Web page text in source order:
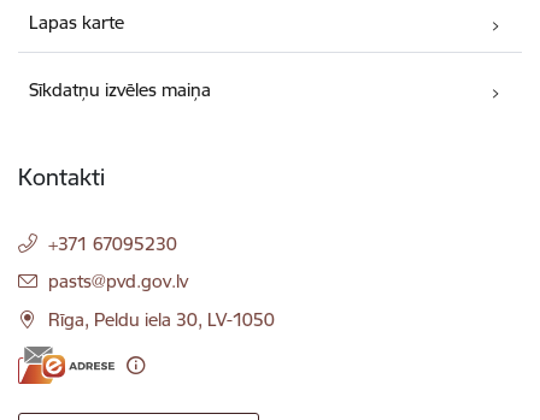
Lapas karte
Sīkdatņu izvēles maiņa
Kontakti
+371 67095230
E-pasts:
pasts@pvd.gov.lv
Rīga, Peldu iela 30, LV-1050